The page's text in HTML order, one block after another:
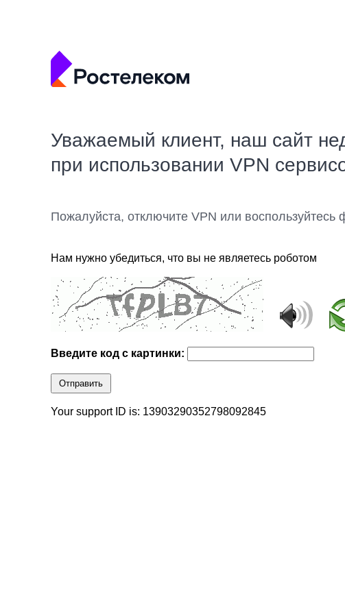
Уважаемый клиент, наш сайт
при использовании VPN
Пожалуйста, отключите VPN или
Нам нужно убедиться, что вы не являетесь роботом
Введите код с картинки:
Отправить
Your support ID is: 13903290352798092845